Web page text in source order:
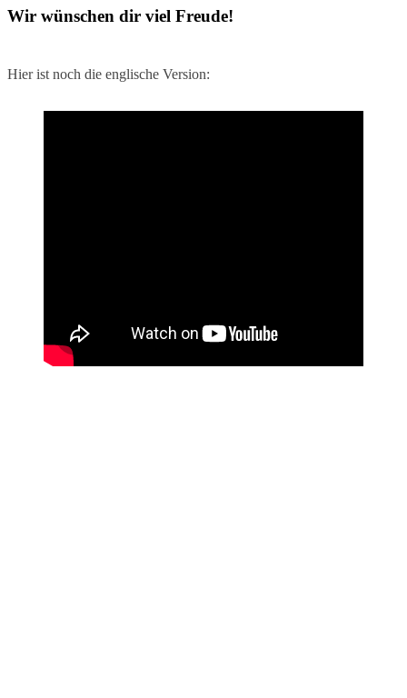
Wir wünschen dir viel Freude!
Hier ist noch die englische Version: